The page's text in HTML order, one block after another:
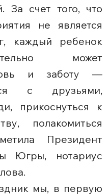
За счет того, что
не является
каждый ребенок
может
и заботу —
с друзьями,
прикоснуться к
полакомиться
Президент
Югры, нотариус
мы, в первую